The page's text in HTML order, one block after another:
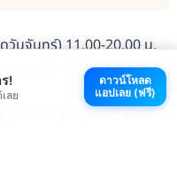
วันจันทร์) 11.00-20.00 น.
Design Center) อาคาร K5
เซ็นเตอร์ อาคารเค 5 ชั้น 2
!
ลย
ดาวน์โหลด
แอปเลย (ฟรี)